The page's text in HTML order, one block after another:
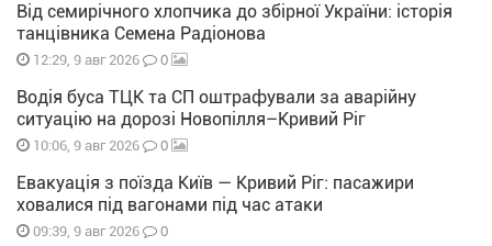
Від семирічного хлопчика до збірної України: історія
танцівника Семена Радіонова
12:29, 9 авг 2026 0
Водія буса ТЦК та СП оштрафували за аварійну
ситуацію на дорозі Новопілля–Кривий Ріг
10:06, 9 авг 2026 0
Евакуація з поїзда Київ — Кривий Ріг: пасажири
ховалися під вагонами під час атаки
09:39, 9 авг 2026 0